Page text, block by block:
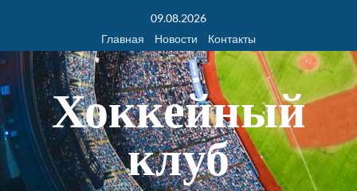
09.08.2026
Главная
Новости Контакты
Хоккейный
клуб